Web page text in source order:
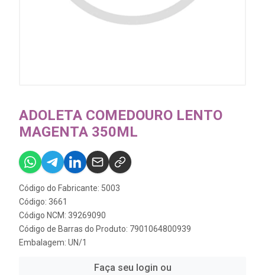
ADOLETA COMEDOURO LENTO
MAGENTA 350ML
Código do Fabricante: 5003
Código: 3661
Código NCM: 39269090
Código de Barras do Produto: 7901064800939
Embalagem: UN/1
Faça seu login ou